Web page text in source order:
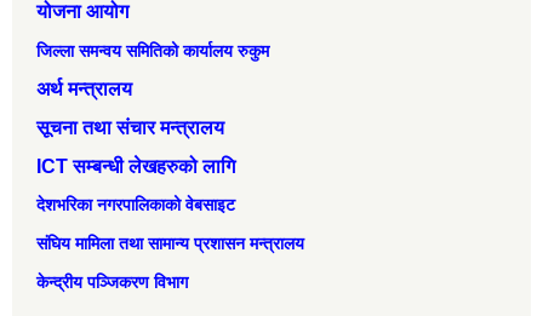
योजना आयोग
जिल्ला समन्वय समितिको कार्यालय रुकुम
अर्थ मन्त्रालय
सूचना तथा संचार मन्त्रालय
ICT सम्बन्धी लेखहरुको लागि
देशभरिका नगरपालिकाको वेबसाइट
संघिय मामिला तथा सामान्‍य प्रशासन मन्त्रालय
केन्द्रीय पञ्जिकरण विभाग